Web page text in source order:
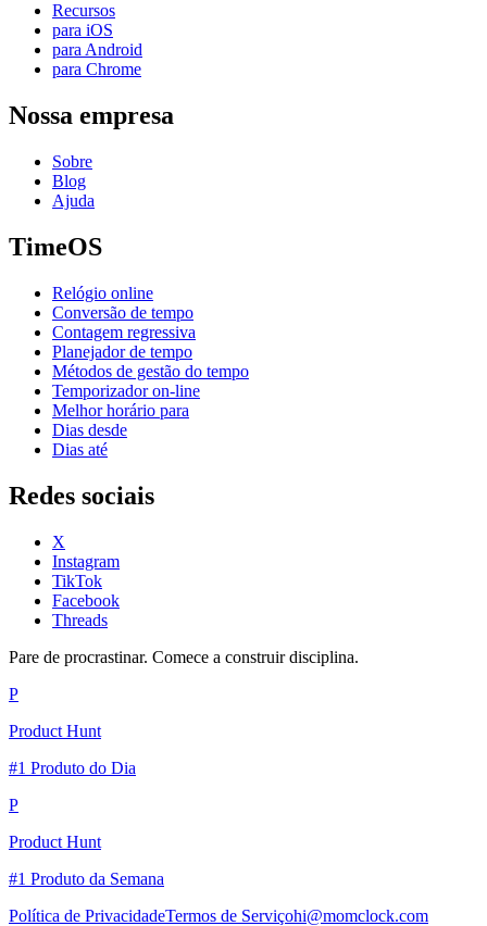
Recursos
para iOS
para Android
para Chrome
Nossa empresa
Sobre
Blog
Ajuda
TimeOS
Relógio online
Conversão de tempo
Contagem regressiva
Planejador de tempo
Métodos de gestão do tempo
Temporizador on-line
Melhor horário para
Dias desde
Dias até
Redes sociais
X
Instagram
TikTok
Facebook
Threads
Pare de procrastinar. Comece a construir disciplina.
P
Product Hunt
#1 Produto do Dia
P
Product Hunt
#1 Produto da Semana
Política de PrivacidadeTermos de Serviçohi@momclock.com